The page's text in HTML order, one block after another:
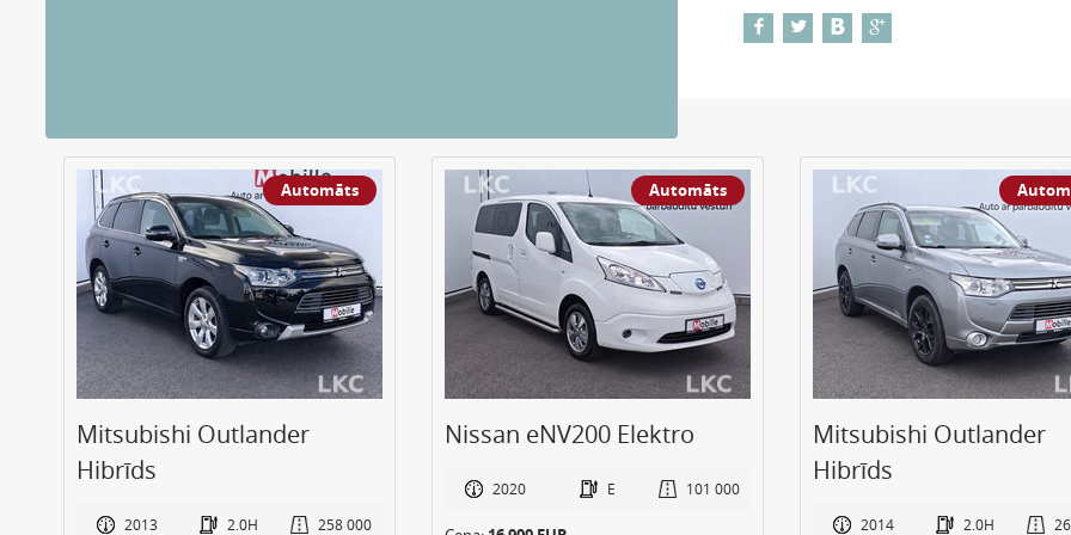
Automāts
Mitsubishi Outlander
Hibrīds
2013 2.0H 258 000
Automāts
Nissan eNV200 Elektro
2020 E 101 000
Mitsubishi Outlander
Hibrīds
2014 2.0H